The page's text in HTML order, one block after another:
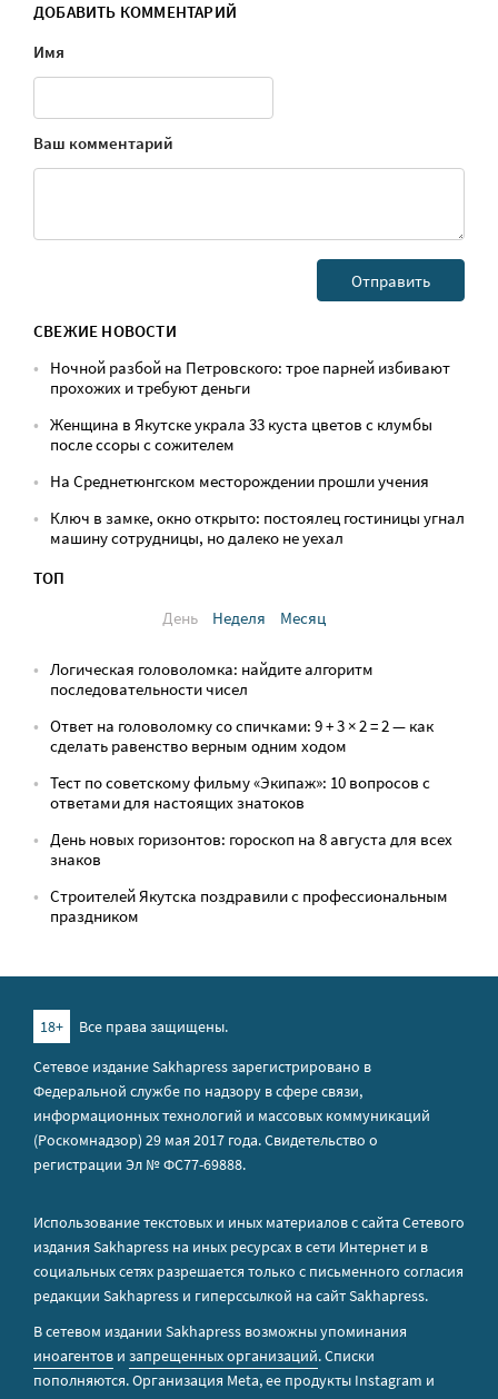
ДОБАВИТЬ КОММЕНТАРИЙ
Имя
Ваш комментарий
СВЕЖИЕ НОВОСТИ
Ночной разбой на Петровского: трое парней избивают
прохожих и требуют деньги
Женщина в Якутске украла 33 куста цветов с клумбы
после ссоры с сожителем
На Среднетюнгском месторождении прошли учения
Ключ в замке, окно открыто: постоялец гостиницы угнал
машину сотрудницы, но далеко не уехал
ТОП
День
Неделя Месяц
Логическая головоломка: найдите алгоритм
последовательности чисел
Ответ на головоломку со спичками: 9 + 3 × 2 = 2 — как
сделать равенство верным одним ходом
Тест по советскому фильму «Экипаж»: 10 вопросов с
ответами для настоящих знатоков
День новых горизонтов: гороскоп на 8 августа для всех
знаков
Строителей Якутска поздравили с профессиональным
праздником
18+
Все права защищены.
Сетевое издание Sakhapress зарегистрировано в
Федеральной службе по надзору в сфере связи,
информационных технологий и массовых коммуникаций
(Роскомнадзор) 29 мая 2017 года. Свидетельство о
регистрации Эл № ФС77-69888.
Использование текстовых и иных материалов с сайта Сетевого
издания Sakhapress на иных ресурсах в сети Интернет и в
социальных сетях разрешается только с письменного согласия
редакции Sakhapress и гиперссылкой на сайт Sakhapress.
В сетевом издании Sakhapress возможны упоминания
иноагентов и запрещенных организаций. Списки
пополняются. Организация Metа, ее продукты Instagram и